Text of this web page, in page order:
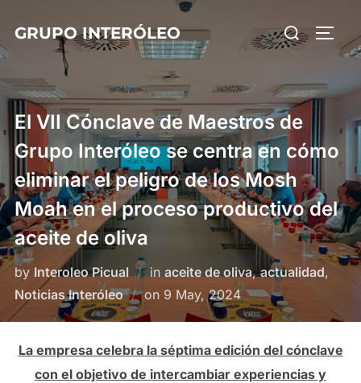
content
GRUPO INTERÓLEO
Search
for:
El VII Cónclave de Maestros de
Grupo Interóleo se centra en cómo
eliminar el peligro de los Mosh
Moah en el proceso productivo del
aceite de oliva
by Interoleo Picual inaceite de oliva,actualidad,
Noticias Interóleo
on Posted
9 May, 2024
La empresa celebra la séptima edición del cónclave
con el objetivo de intercambiar experiencias y